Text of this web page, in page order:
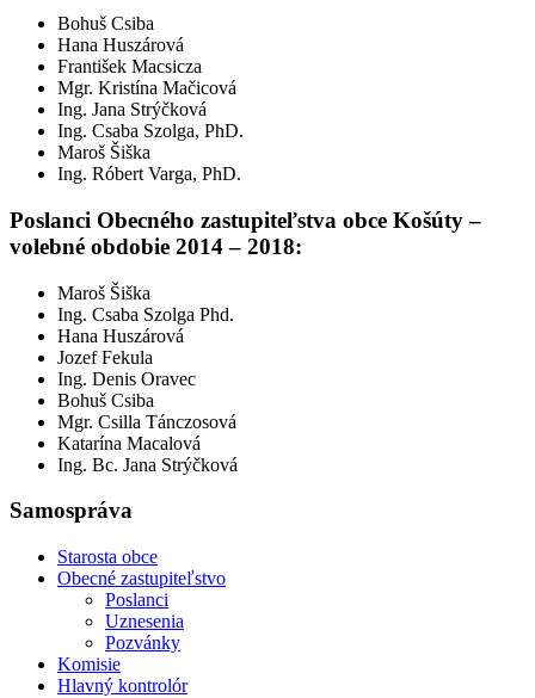
Bohuš Csiba
Hana Huszárová
František Macsicza
Mgr. Kristína Mačicová
Ing. Jana Strýčková
Ing. Csaba Szolga, PhD.
Maroš Šiška
Ing. Róbert Varga, PhD.
Poslanci Obecného zastupiteľstva obce Košúty –
volebné obdobie 2014 – 2018:
Maroš Šiška
Ing. Csaba Szolga Phd.
Hana Huszárová
Jozef Fekula
Ing. Denis Oravec
Bohuš Csiba
Mgr. Csilla Tánczosová
Katarína Macalová
Ing. Bc. Jana Strýčková
Samospráva
Starosta obce
Obecné zastupiteľstvo
Poslanci
Uznesenia
Pozvánky
Komisie
Hlavný kontrolór